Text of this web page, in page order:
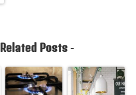
Related Posts-